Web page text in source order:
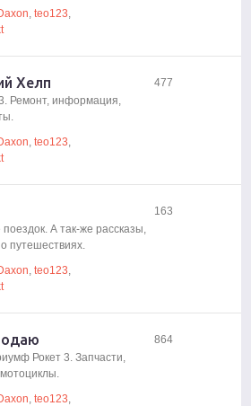
,teo123,
Хелп
Ремонт, информация,
,teo123,
477
А так-же рассказы,
путешествиях.
,teo123,
163
Рокет 3. Запчасти,
,teo123,
864